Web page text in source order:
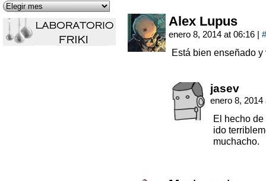
Alex Lupus
enero 8, 2014 at 06:16 | #
Está bien enseñado
jasev
enero 8,
El hecho
ido
muchacho.